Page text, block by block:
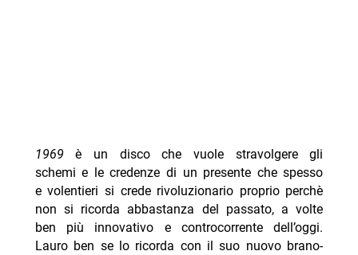
1969è un disco che vuole stravolgere gli
schemi e le credenze di un presente che spesso
e volentieri si crede rivoluzionario proprio perchè
non si ricorda abbastanza del passato, a volte
ben più innovativo e controcorrente dell’oggi.
Lauro ben se lo ricorda con il suo nuovo brano-